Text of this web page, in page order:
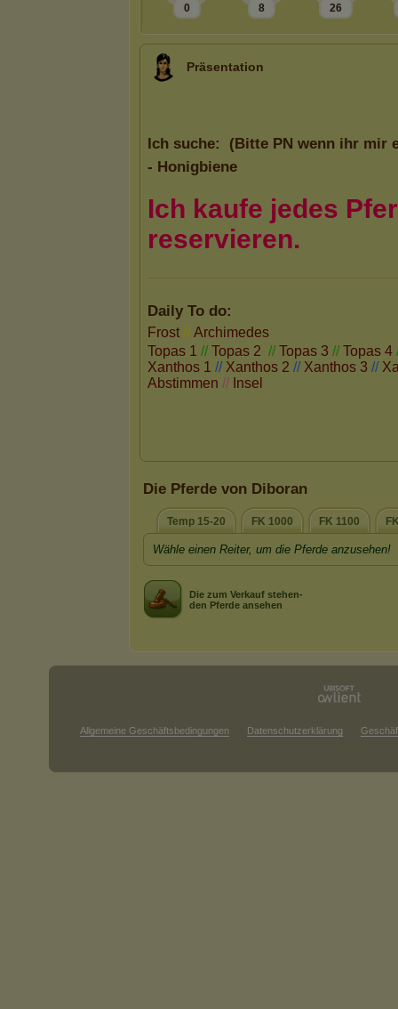
0 8 26
Präsentation
Die Pferde von Diboran
Temp 15-20 FK 1000 FK 1100
Wähle einen Reiter, um die Pferde anzusehen!
Die zum Verkauf stehen-
den Pferde ansehen
Allgemeine Geschäftsbedingungen Datenschutzerklärung